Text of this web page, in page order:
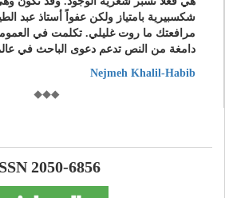
شكسبيرية بامتياز ولكن عفواً أستاذ عبد
مرافعتك ما روت غليلي. تكلمت في
دامغة من النص تدعم دعوى الباحث في
Nejmeh Khalil-Habib
2050-6856